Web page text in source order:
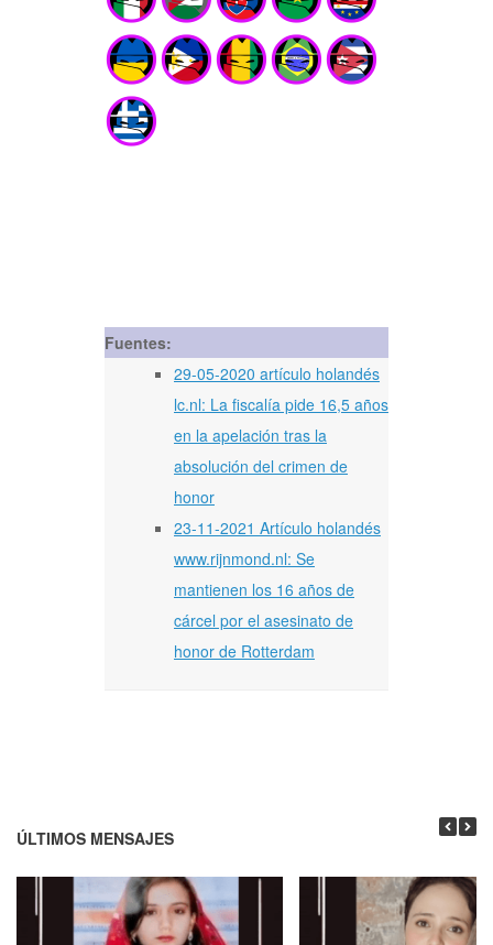
Fuentes:
29-05-2020 artículo holandés
lc.nl: La fiscalía pide 16,5 años
en la apelación tras la
absolución del crimen de
honor
23-11-2021 Artículo holandés
www.rijnmond.nl: Se
mantienen los 16 años de
cárcel por el asesinato de
honor de Rotterdam
ÚLTIMOS MENSAJES